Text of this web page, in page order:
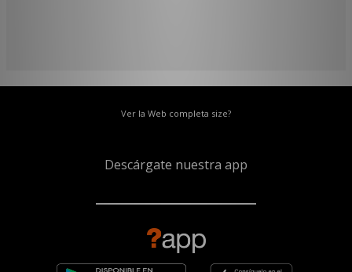
Ver la Web completa size?
Descárgate nuestra app